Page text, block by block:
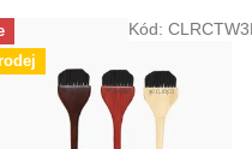
Kód: